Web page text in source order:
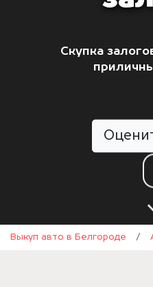
Скупка
Выкуп авто в Белгороде /